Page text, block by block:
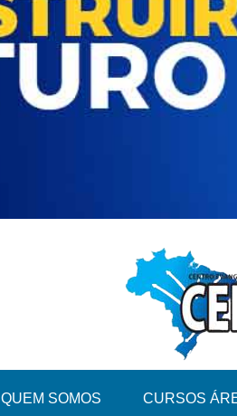
QUEM SOMOS CURSOS